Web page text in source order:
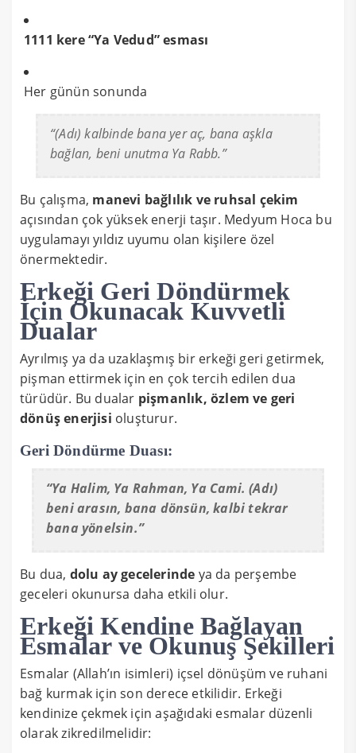
1111 kere “Ya Vedud” esması
Her günün sonunda
“(Adı) kalbinde bana yer aç, bana aşkla
bağlan, beni unutma Ya Rabb.”
Bu çalışma, manevi bağlılık ve ruhsal çekim
açısından çok yüksek enerji taşır. Medyum Hoca bu
uygulamayı yıldız uyumu olan kişilere özel
önermektedir.
Erkeği Geri Döndürmek
İçin Okunacak Kuvvetli
Dualar
Ayrılmış ya da uzaklaşmış bir erkeği geri getirmek,
pişman ettirmek için en çok tercih edilen dua
türüdür. Bu dualar pişmanlık, özlem ve geri
dönüş enerjisi oluşturur.
Geri Döndürme Duası:
“Ya Halim, Ya Rahman, Ya Cami. (Adı)
beni arasın, bana dönsün, kalbi tekrar
bana yönelsin.”
Bu dua, dolu ay gecelerinde ya da perşembe
geceleri okunursa daha etkili olur.
Erkeği Kendine Bağlayan
Esmalar ve Okunuş Şekilleri
Esmalar (Allah’ın isimleri) içsel dönüşüm ve ruhani
bağ kurmak için son derece etkilidir. Erkeği
kendinize çekmek için aşağıdaki esmalar düzenli
olarak zikredilmelidir: